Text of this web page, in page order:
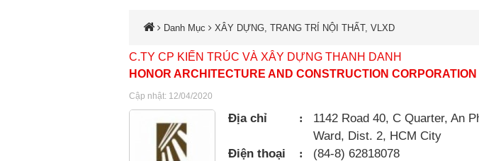
Danh Mục XÂY DỰNG, TRANG TRÍ NỘI THẤT, VLXD
C.TY CP KIẾN TRÚC VÀ XÂY DỰNG THANH DANH
HONOR ARCHITECTURE AND CONSTRUCTION CORPORATION
Cập nhật: 12/04/2020
Địa chỉ :
1142 Road 40, C Quarter, An
Ward, Dist. 2, HCM City
Điện thoại
:
(84-8) 62818078